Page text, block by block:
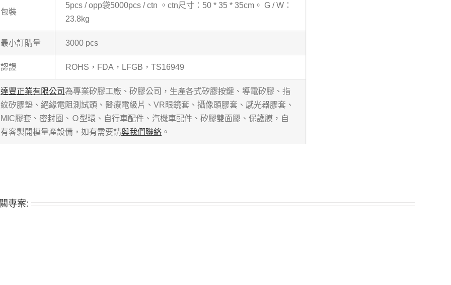
包裝
5pcs / opp袋5000pcs / ctn 。ctn尺寸：50 * 35 * 35cm。 G / W：
23.8kg
最小訂購量 3000 pcs
認證 ROHS，FDA，LFGB，TS16949
達豐正業有限公司為專業矽膠工廠、矽膠公司，生產各式矽膠按鍵、導電矽膠、指
紋矽膠墊、絕緣電阻測試頭、醫療電級片、VR眼鏡套、攝像頭膠套、感光器膠套、
MIC膠套、密封圈、Ｏ型環、自行車配件、汽機車配件、矽膠雙面膠、保護膜，自
有客製開模量產設備，如有需要請與我們聯絡 。
專案: